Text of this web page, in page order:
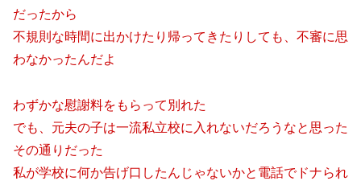
だったから
不規則な時間に出かけたり帰ってきたりしても、不審に思
わなかったんだよ
わずかな慰謝料をもらって別れた
でも、元夫の子は一流私立校に入れないだろうなと思った
その通りだった
私が学校に何か告げ口したんじゃないかと電話でドナられ